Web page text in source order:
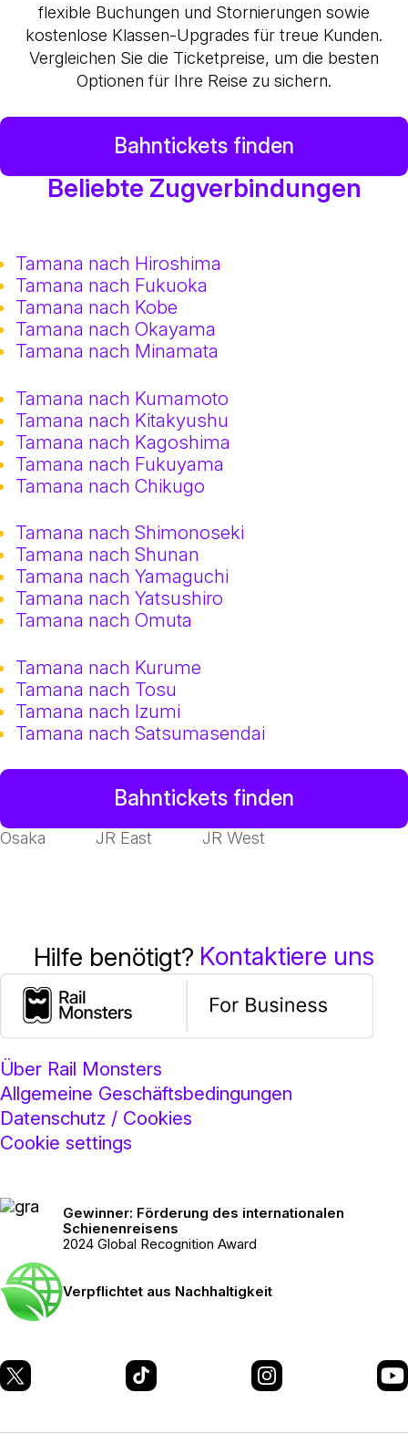
flexible Buchungen und Stornierungen sowie
kostenlose Klassen-Upgrades für treue Kunden.
Vergleichen Sie die Ticketpreise, um die besten
Optionen für Ihre Reise zu sichern.
Bahntickets finden
Beliebte Zugverbindungen
Tamana nach Hiroshima
Tamana nach Fukuoka
Tamana nach Kobe
Tamana nach Okayama
Tamana nach Minamata
Tamana nach Kumamoto
Tamana nach Kitakyushu
Tamana nach Kagoshima
Tamana nach Fukuyama
Tamana nach Chikugo
Tamana nach Shimonoseki
Tamana nach Shunan
Tamana nach Yamaguchi
Tamana nach Yatsushiro
Tamana nach Omuta
Tamana nach Kurume
Tamana nach Tosu
Tamana nach Izumi
Tamana nach Satsumasendai
Bahntickets finden
Osaka JR East JR West
Hilfe benötigt? Kontaktiere uns
Über Rail Monsters
Allgemeine Geschäftsbedingungen
Datenschutz / Cookies
Cookie settings
Gewinner: Förderung des internationalen
Schienenreisens
2024 Global Recognition Award
Verpflichtet aus Nachhaltigkeit